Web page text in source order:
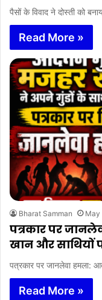
पैसों के विवाद ने दोस्ती को
Read More »
Bharat Samman May
पत्रकार पर
खान और साथियों
पत्रकार पर जानलेवा हमला:
Read More »